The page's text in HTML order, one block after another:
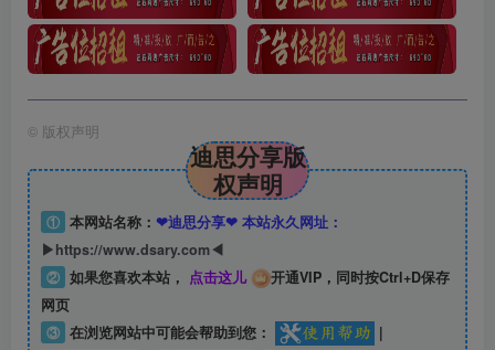
© 版权声明
迪思分享版
权声明
① 本网站名称： ❤迪思分享❤ 本站永久网址：
▶https://www.dsary.com◀
② 如果您喜欢本站， 点击这儿
开通VIP，同时按Ctrl+D保存
网页
③ 在浏览网站中可能会帮助到您：
|